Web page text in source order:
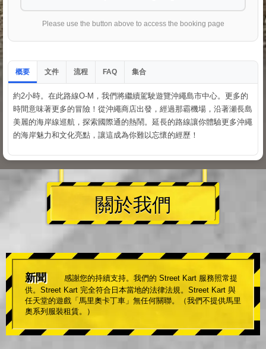
Please use the button above to access the booking page
概要 文件 流程 FAQ 集合
約2小時。在此路線O-M，我們將繼續駕駛遊覽沖繩島市中心。更多的
時間意味著更多的冒險！從沖繩商店出發，經過那霸機場，沿著瀬長島
美麗的海岸線巡航，探索國際通的熱鬧。延長的路線讓你體驗更多沖繩
的海岸魅力和文化亮點，讓這成為你難以忘懷的經歷！
關於我們
新聞
感謝您的持續支持。我們的 Street Kart 服務照常提
供。Street Kart 完全符合日本當地的法律法規。Street Kart 與
任天堂的遊戲「馬里奧卡丁車」無任何關聯。（我們不提供馬里
奧系列服裝租賃。）